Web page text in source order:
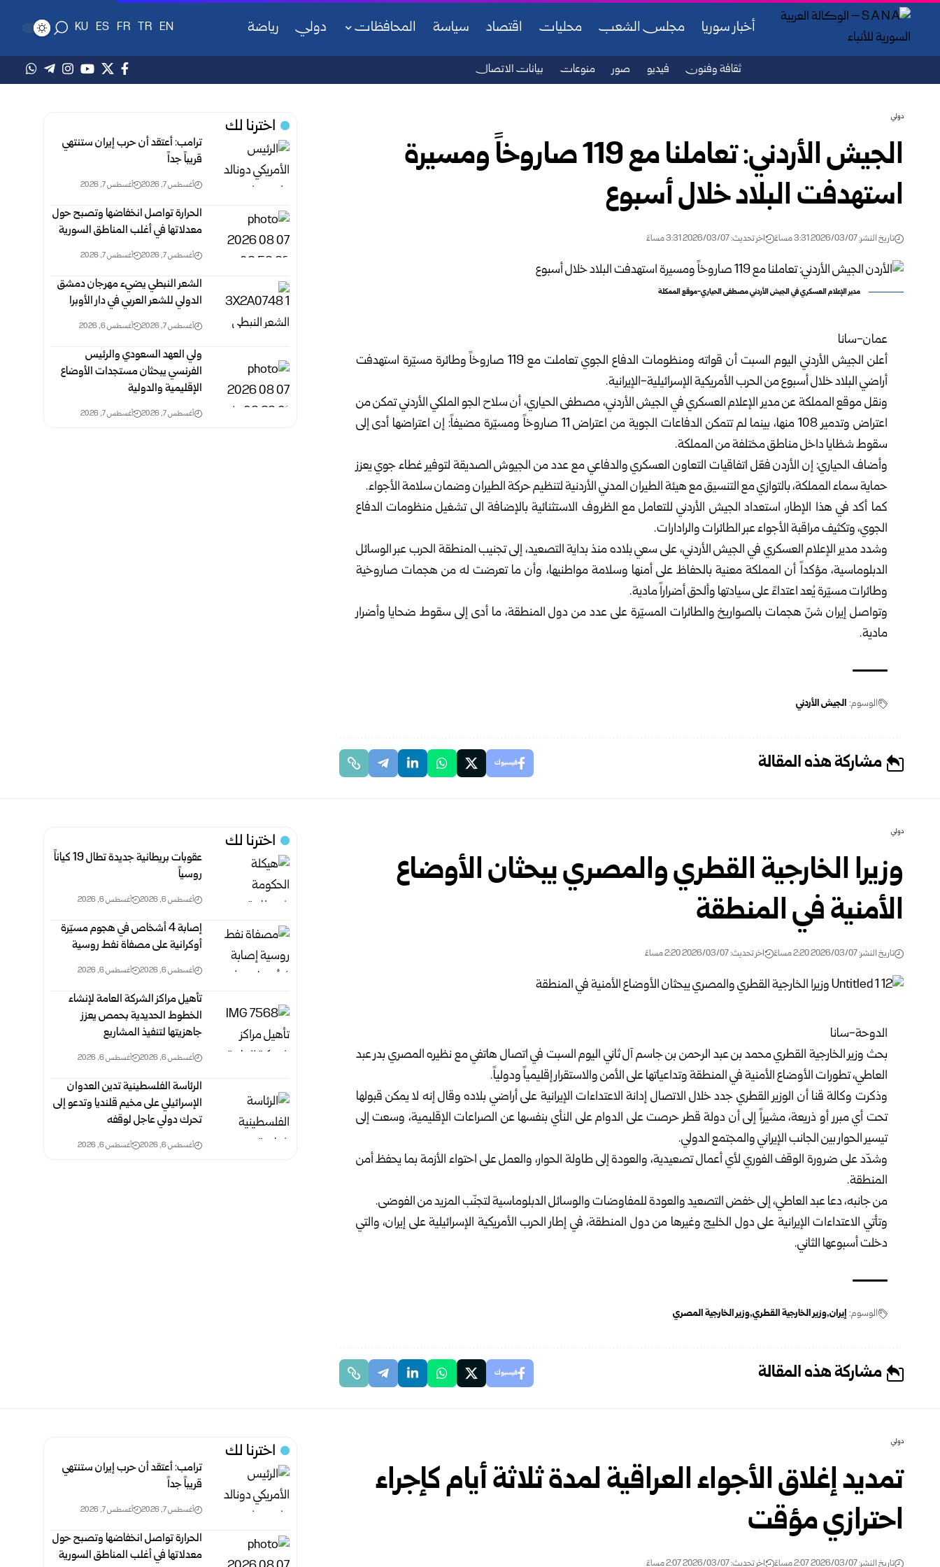
أخبار سوريا مجلس الشعب محليات اقتصاد سياسة المحافظات دولي رياضة EN
TR
FR
ES
KU
ثقافة وفنون فيديو صور منوعات بيانات الاتصال
دولي
الجيش الأردني: تعاملنا مع 119 صاروخاً ومسيرة
استهدفت البلاد خلال أسبوع
تاريخ النشر: 2026/03/07 3:31 مساءً اخر تحديث: 2026/03/07 3:31 مساءً
مدير الإعلام العسكري في الجيش الأردني مصطفى الحياري-موقع الممكلة
عمان-سانا
أعلن الجيش الأردني اليوم السبت أن قواته ومنظومات الدفاع الجوي تعاملت مع 119 صاروخاً وطائرة مسيّرة استهدفت
أراضي البلاد خلال أسبوع من الحرب الأمريكية الإسرائيلية-الإيرانية.
ونقل موقع المملكة عن مدير الإعلام العسكري في الجيش الأردني، مصطفى الحياري، أن سلاح الجو الملكي الأردني تمكن من
اعتراض وتدمير 108 منها، بينما لم تتمكن الدفاعات الجوية من اعتراض 11 صاروخاً ومسيّرة مضيفاً: إن اعتراضها أدى إلى
سقوط شظايا داخل مناطق مختلفة من المملكة.
وأضاف الحياري: إن الأردن فعّل اتفاقيات التعاون العسكري والدفاعي مع عدد من الجيوش الصديقة لتوفير غطاء جوي يعزز
حماية سماء المملكة، بالتوازي مع التنسيق مع هيئة الطيران المدني الأردنية لتنظيم حركة الطيران وضمان سلامة الأجواء.
كما أكد في هذا الإطار، استعداد الجيش الأردني للتعامل مع الظروف الاستثنائية بالإضافة الى تشغيل منظومات الدفاع
الجوي، وتكثيف مراقبة الأجواء عبر الطائرات والرادارات.
وشدد مدير الإعلام العسكري في الجيش الأردني، على سعي بلاده منذ بداية التصعيد، إلى تجنيب المنطقة الحرب عبر الوسائل
الدبلوماسية، مؤكداً أن المملكة معنية بالحفاظ على أمنها وسلامة مواطنيها، وأن ما تعرضت له من هجمات صاروخية
وطائرات مسيّرة يُعد اعتداءً على سيادتها وألحق أضراراً مادية.
وتواصل إيران شنّ هجمات بالصواريخ والطائرات المسيّرة على عدد من دول المنطقة، ما أدى إلى سقوط ضحايا وأضرار
مادية.
الوسوم: الجيش الأردني
مشاركة هذه المقالة فيسبوك
اخترنا لك
ترامب: أعتقد أن حرب إيران ستنتهي
قريباً جداً‏
أغسطس 7, 2026 أغسطس 7, 2026
الحرارة تواصل انخفاضها وتصبح حول
معدلاتها في أغلب المناطق السورية‎ ‎
أغسطس 7, 2026 أغسطس 7, 2026
الشعر النبطي يضيء مهرجان دمشق
الدولي للشعر العربي في دار الأوبرا
أغسطس 7, 2026 أغسطس 6, 2026
ولي العهد السعودي والرئيس
الفرنسي يبحثان مستجدات الأوضاع
الإقليمية والدولية
أغسطس 7, 2026 أغسطس 7, 2026
دولي
وزيرا الخارجية القطري والمصري يبحثان الأوضاع
الأمنية في المنطقة
تاريخ النشر: 2026/03/07 2:20 مساءً اخر تحديث: 2026/03/07 2:20 مساءً
الدوحة-سانا
بحث وزير الخارجية القطري محمد بن عبد الرحمن بن جاسم آل ثاني اليوم السبت في اتصال هاتفي مع نظيره المصري بدر عبد
العاطي، تطورات الأوضاع الأمنية في المنطقة وتداعياتها على الأمن والاستقرار إقليمياً ودولياً.
وذكرت وكالة قنا أن الوزير القطري جدد خلال الاتصال إدانة الاعتداءات الإيرانية على أراضي بلاده وقال إنه لا يمكن قبولها
تحت أي مبرر أو ذريعة، مشيراً إلى أن دولة قطر حرصت على الدوام على النأي بنفسها عن الصراعات الإقليمية، وسعت إلى
تيسير الحوار بين الجانب الإيراني والمجتمع الدولي.
وشدّد على ضرورة الوقف الفوري لأي أعمال تصعيدية، والعودة إلى طاولة الحوار، والعمل على احتواء الأزمة بما يحفظ أمن
المنطقة.
من جانبه، دعا عبد العاطي، إلى خفض التصعيد والعودة للمفاوضات والوسائل الدبلوماسية لتجنّب المزيد من الفوضى.
وتأتي الاعتداءات الإيرانية على دول الخليج وغيرها من دول المنطقة، في إطار الحرب الأمريكية الإسرائيلية على إيران، والتي
دخلت أسبوعها الثاني.
الوسوم: إيران وزير الخارجية القطري وزير الخارجية المصري
مشاركة هذه المقالة فيسبوك
اخترنا لك
عقوبات بريطانية جديدة تطال 19 كياناً
روسياً
أغسطس 6, 2026 أغسطس 6, 2026
إصابة 4 أشخاص في هجوم مسيّرة
أوكرانية على مصفاة نفط روسية
أغسطس 6, 2026 أغسطس 6, 2026
تأهيل مراكز الشركة العامة لإنشاء
الخطوط الحديدية بحمص يعزز
جاهزيتها لتنفيذ المشاريع
أغسطس 6, 2026 أغسطس 6, 2026
الرئاسة الفلسطينية تدين العدوان
الإسرائيلي على مخيم قلنديا وتدعو إلى
تحرك دولي عاجل لوقفه
أغسطس 6, 2026 أغسطس 6, 2026
دولي
تمديد إغلاق الأجواء العراقية لمدة ثلاثة أيام كإجراء
احترازي مؤقت
تاريخ النشر: 2026/03/07 2:07 مساءً اخر تحديث: 2026/03/07 2:07 مساءً
اخترنا لك
ترامب: أعتقد أن حرب إيران ستنتهي
قريباً جداً‏
أغسطس 7, 2026 أغسطس 7, 2026
الحرارة تواصل انخفاضها وتصبح حول
معدلاتها في أغلب المناطق السورية‎ ‎